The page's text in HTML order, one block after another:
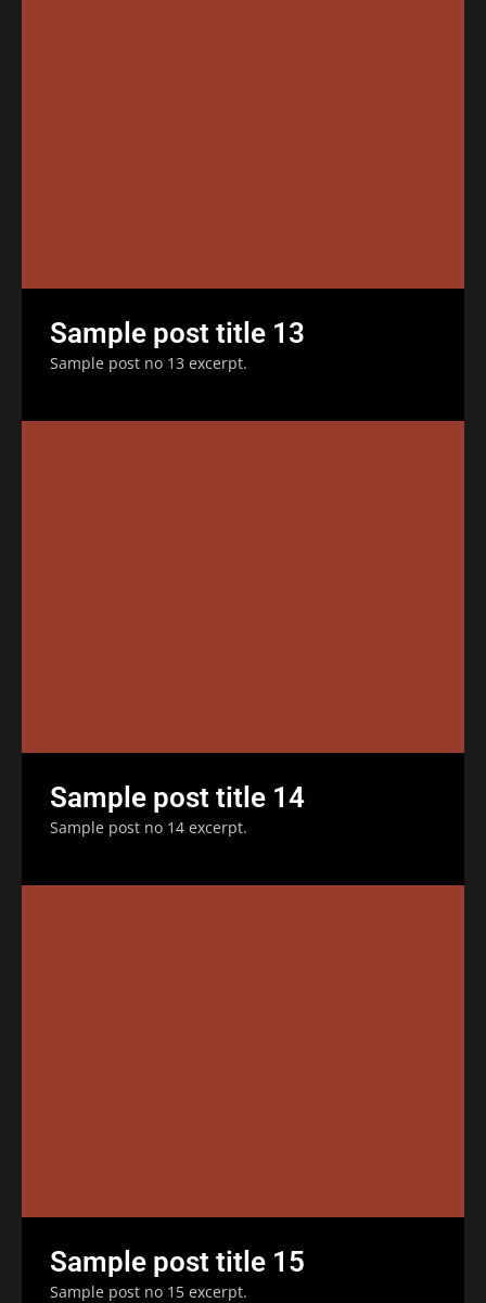
Sample post title 13
Sample post no 13 excerpt.
Sample post title 14
Sample post no 14 excerpt.
Sample post title 15
Sample post no 15 excerpt.